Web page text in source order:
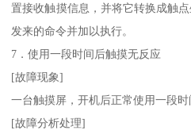
置接收触摸信息，并将它转换成触
发来的命令并加以执行。
7．使用一段时间后触摸无反应
[故障现象]
一台触摸屏，开机后正常使用一段时
[故障分析处理]